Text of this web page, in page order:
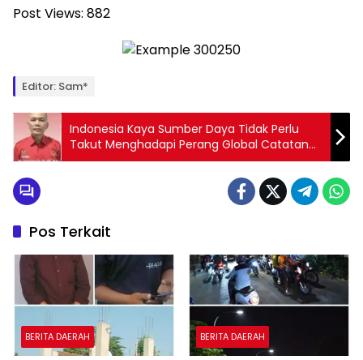
Post Views: 882
Editor: Sam*
Indonesia Kaya Sumber Daya Tidak Perlu
Takut Menghadapi Perang Global Catatan
Dr. Suriyanto Pd, SH.,MH.,M.Kn
Pos Terkait
BERITA DAERAH BERITA DAERAH